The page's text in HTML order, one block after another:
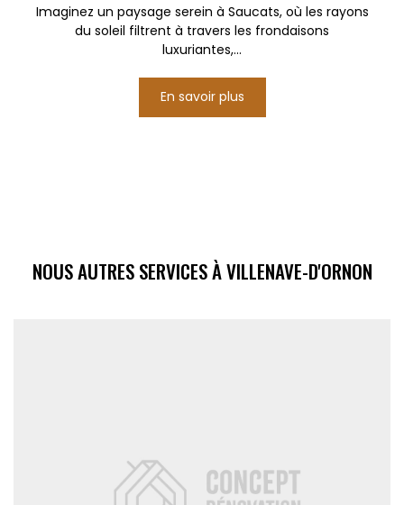
Imaginez un paysage serein à Saucats, où les rayons
du soleil filtrent à travers les frondaisons
luxuriantes,...
En savoir plus
NOUS AUTRES SERVICES À VILLENAVE-D'ORNON